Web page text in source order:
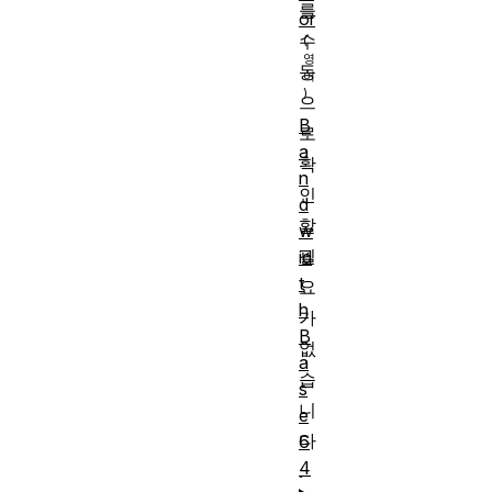
를
수
동
으
로
확
인
할
필
요
가
없
습
니
다
.
or
B
a
n
d
w
id
t
h
B
a
s
e
6
4